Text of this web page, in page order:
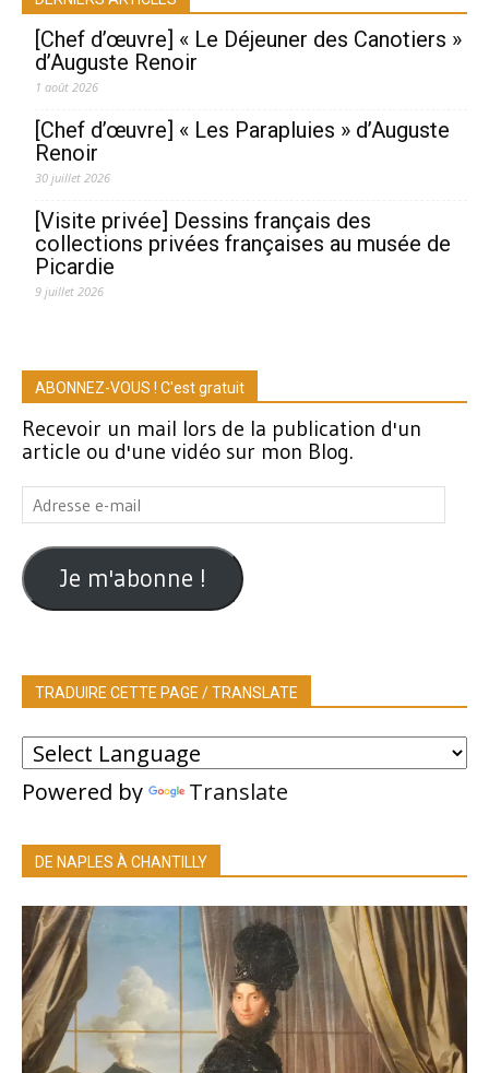
[Chef d’œuvre] « Le Déjeuner des Canotiers »
d’Auguste Renoir
1 août 2026
[Chef d’œuvre] « Les Parapluies » d’Auguste
Renoir
30 juillet 2026
[Visite privée] Dessins français des
collections privées françaises au musée de
Picardie
9 juillet 2026
ABONNEZ-VOUS ! C'est gratuit
Recevoir un mail lors de la publication d'un
article ou d'une vidéo sur mon Blog.
Adresse
e-
mail
Je m'abonne !
TRADUIRE CETTE PAGE / TRANSLATE
Powered by Translate
DE NAPLES À CHANTILLY